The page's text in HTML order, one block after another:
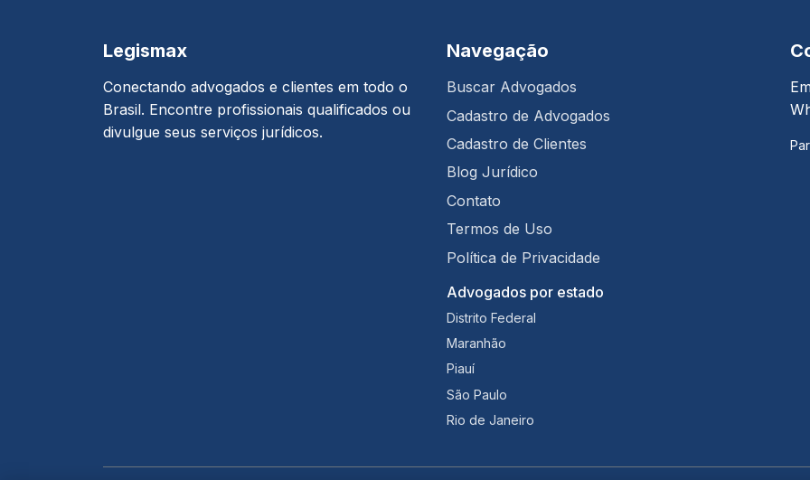
Legismax
Conectando advogados e clientes em todo o
Brasil. Encontre profissionais qualificados ou
divulgue seus serviços jurídicos.
Navegação
Buscar Advogados
Cadastro de Advogados
Cadastro de Clientes
Blog Jurídico
Contato
Termos de Uso
Política de Privacidade
Advogados por estado
Distrito Federal
Maranhão
Piauí
São Paulo
Rio de Janeiro